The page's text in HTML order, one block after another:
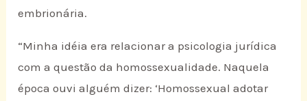
embrionária.
“Minha idéia era relacionar a psicologia jurídica
com a questão da homossexualidade. Naquela
época ouvi alguém dizer: ‘Homossexual adotar